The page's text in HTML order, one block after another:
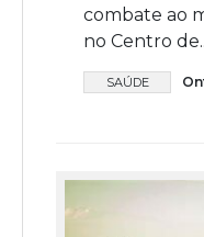
combate ao
no Centro
SAÚDE